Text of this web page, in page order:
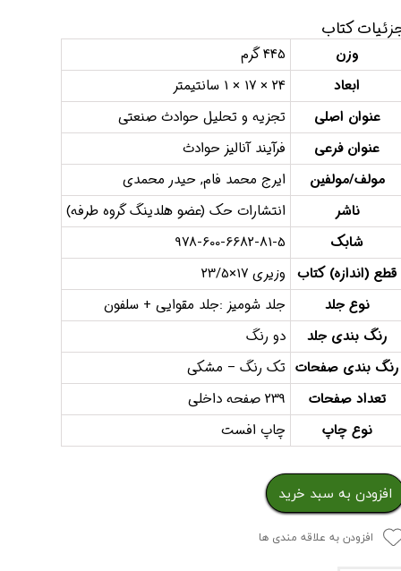
کتاب
وزن
445 گرم
ابعاد
24 × 17 × 1 سانتیمتر
عنوان اصلی
تجزیه و تحلیل حوادث صنعتی
عنوان فرعی
فرآیند آنالیز حوادث
مولف/مولفین
ایرج محمد فام, حیدر محمدی
ناشر
انتشارات حک (عضو هلدینگ گروه طرفه)
شابک
978-600-6682-81-5
قطع (اندازه) کتاب
وزیری 17×23/5
نوع جلد
جلد شومیز :جلد مقوایی + سلفون
رنگ بندی جلد
دو رنگ
رنگ بندی صفحات تک رنگ – مشکی
تعداد صفحات
239 صفحه داخلی
نوع چاپ
چاپ افست
افزودن به سبد خرید
افزودن به علاقه مندی ها